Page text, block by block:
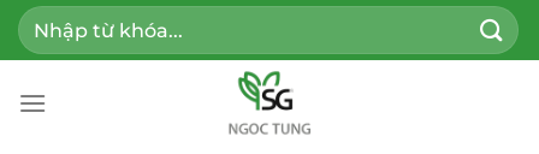
Bỏ
qua
dung
Tìm
kiếm: